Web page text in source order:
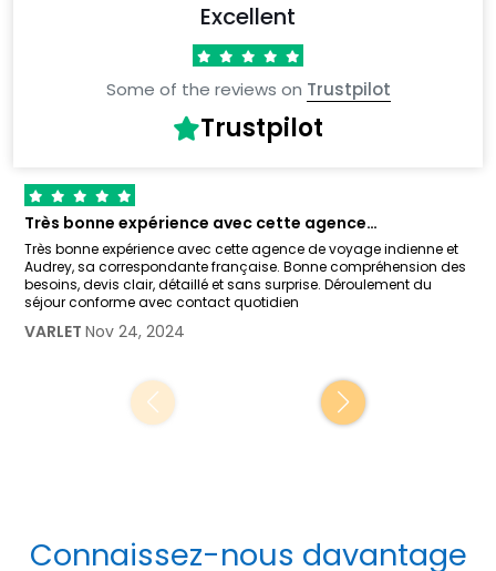
Excellent
Some of the reviews on Trustpilot
Trustpilot
Très bonne expérience avec cette agence…
Très bonne expérience avec cette agence de voyage indienne et
Audrey, sa correspondante française. Bonne compréhension des
besoins, devis clair, détaillé et sans surprise. Déroulement du
séjour conforme avec contact quotidien
VARLET Nov 24, 2024
Connaissez-nous davantage